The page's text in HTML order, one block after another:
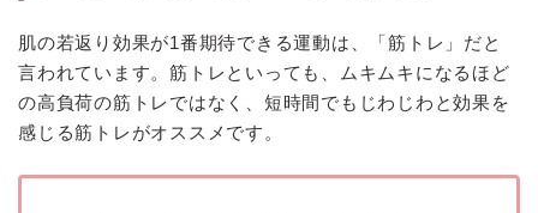
肌の若返り効果が1番期待できる運動は、「筋トレ」だと
言われています。筋トレといっても、ムキムキになるほど
の高負荷の筋トレではなく、短時間でもじわじわと効果を
感じる筋トレがオススメです。